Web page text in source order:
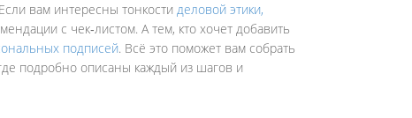
вам интересны тонкости деловой этики,
с чек‑листом. А тем, кто хочет добавить
подписей. Всё это поможет вам собрать
подробно описаны каждый из шагов и